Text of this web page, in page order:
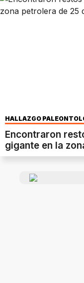
HALLAZGO
Encontraron
gigante en la